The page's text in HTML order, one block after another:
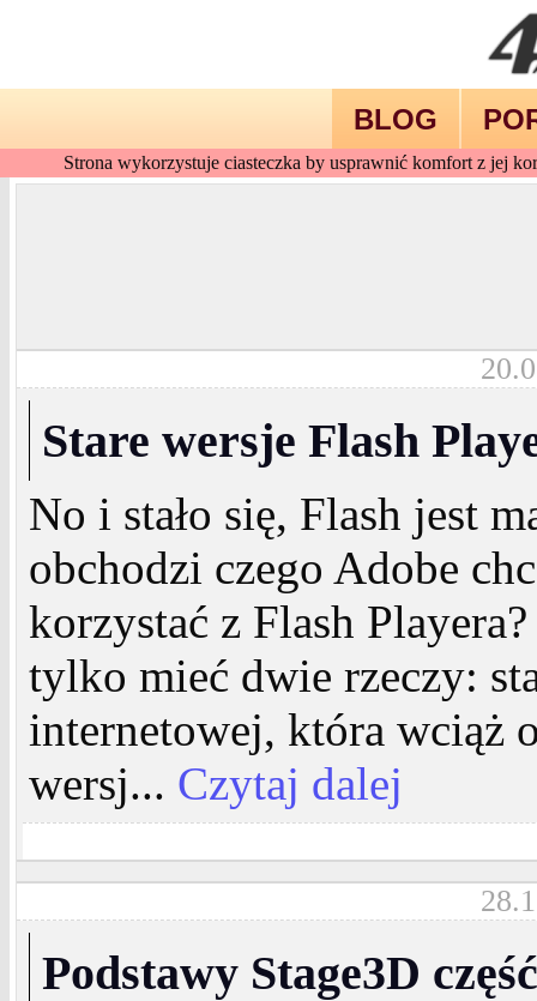
BLOG
Strona wykorzystuje ciasteczka by usprawnić komfort z jej
Stare wersje Flash
No i stało się, Flash jest
obchodzi czego Adobe
korzystać z Flash
tylko mieć dwie rzeczy:
internetowej, która wciąż
wersj... Czytaj dalej
Podstawy Stage3D